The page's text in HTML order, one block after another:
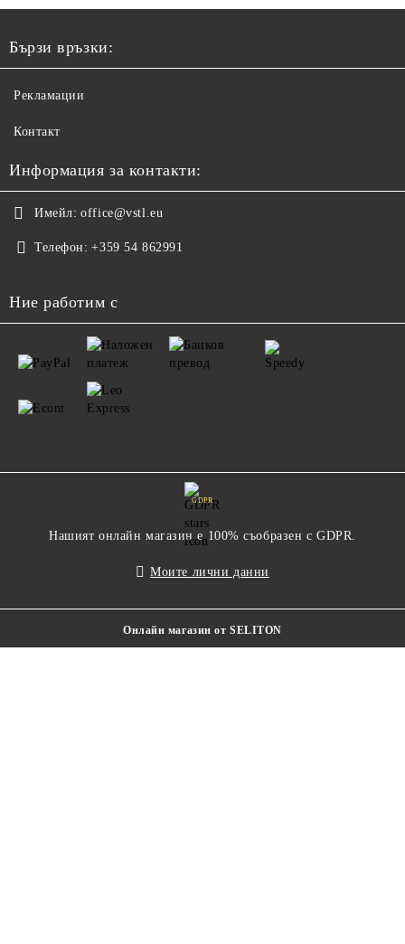
Бързи връзки:
Рекламации
Контакт
Информация за контакти:
Имейл: office@vstl.eu
Телефон: +359 54 862991
Ние работим с
GDPR
Нашият онлайн магазин е 100% съобразен с GDPR.
Моите лични данни
Онлайн магазин от SELITON